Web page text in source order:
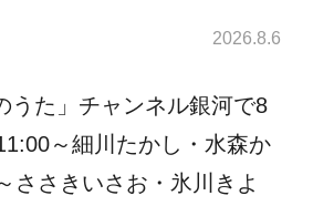
2026.8.6
うた」チャンネル銀河で8
～細川たかし・水森か
ささきいさお・氷川きよ